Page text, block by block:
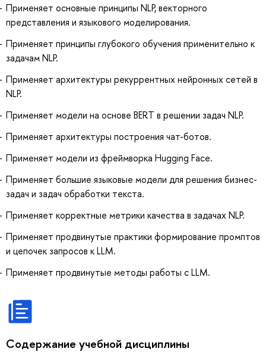
Применяет основные принципы NLP, векторного
представления и языкового моделирования.
Применяет принципы глубокого обучения применительно к
задачам NLP.
Применяет архитектуры рекуррентных нейронных сетей в
NLP.
Применяет модели на основе BERT в решении задач NLP.
Применяет архитектуры построения чат-ботов.
Применяет модели из фреймворка Hugging Face.
Применяет большие языковые модели для решения бизнес-
задач и задач обработки текста.
Применяет корректные метрики качества в задачах NLP.
Применяет продвинутые практики формирование промптов
и цепочек запросов к LLM.
Применяет продвинутые методы работы с LLM.
Содержание учебной дисциплины